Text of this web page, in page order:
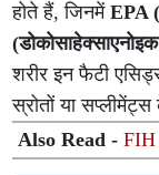
होते हैं, जिनमेंEPA
शरीर इन फैटी
स्रोतों या
Also Read -FIH
होगा भारत-